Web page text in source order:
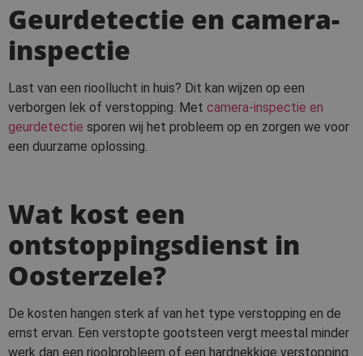
Geurdetectie en camera-
inspectie
Last van een rioollucht in huis? Dit kan wijzen op een
verborgen lek of verstopping. Met camera-inspectie en
geurdetectie sporen wij het probleem op en zorgen we voor
een duurzame oplossing.
Wat kost een
ontstoppingsdienst in
Oosterzele?
De kosten hangen sterk af van het type verstopping en de
ernst ervan. Een verstopte gootsteen vergt meestal minder
werk dan een rioolprobleem of een hardnekkige verstopping